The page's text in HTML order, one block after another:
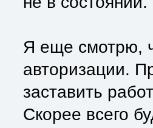
Я еще смотрю,
авторизации.
заставить
Скорее всего